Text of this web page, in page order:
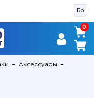
Ro
0
0
Аксессуары